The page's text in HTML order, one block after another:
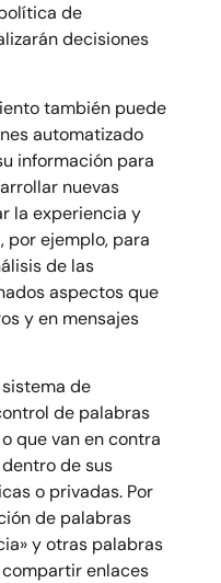
de
decisiones
también puede
automatizado
información para
nuevas
la experiencia y
por ejemplo, para
de las
aspectos que
y en mensajes
de
de palabras
que van en contra
de sus
o privadas. Por
de palabras
y otras palabras
enlaces